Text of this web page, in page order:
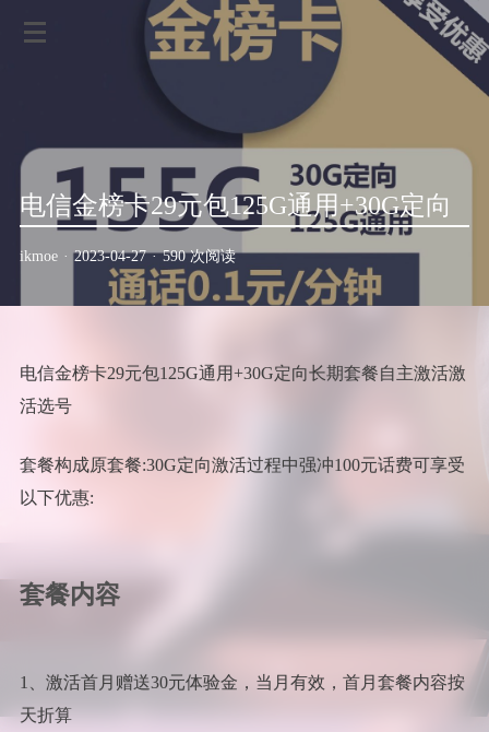
电信金榜卡29元包125G通用+30G定向
ikmoe · 2023-04-27 · 590 次阅读
电信金榜卡29元包125G通用+30G定向长期套餐自主激活激
活选号
套餐构成原套餐:30G定向激活过程中强冲100元话费可享受
以下优惠:
套餐内容
1、激活首月赠送30元体验金，当月有效，首月套餐内容按
天折算